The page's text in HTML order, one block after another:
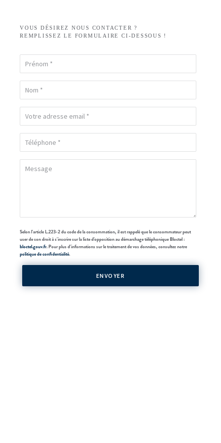
VOUS DÉSIREZ NOUS CONTACTER ?
REMPLISSEZ LE FORMULAIRE CI-DESSOUS !
Selon l'article L.223-2 du code de la consommation, il est rappelé que le consommateur peut
user de son droit à s'inscrire sur la liste d'opposition au démarchage téléphonique Bloctel :
bloctel.gouv.fr. Pour plus d'informations sur le traitement de vos données, consultez notre
politique de confidentialité.